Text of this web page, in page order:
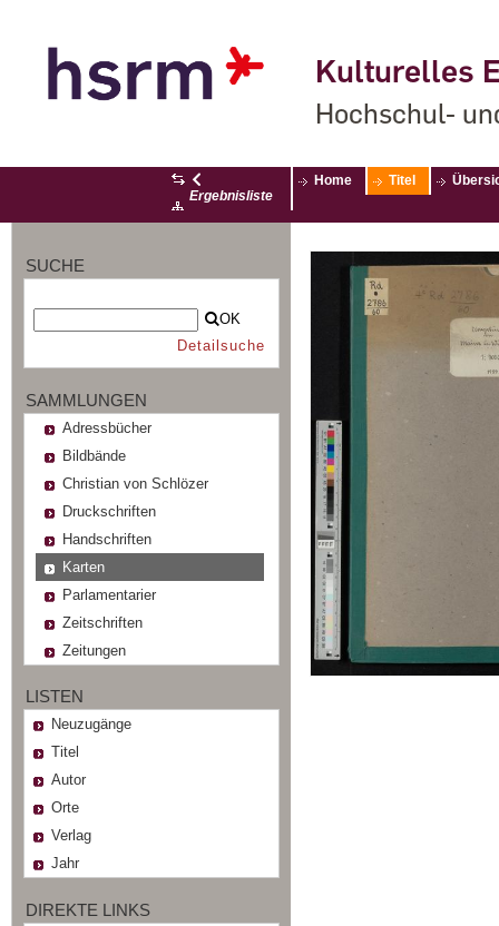
Kulturelles
Hochschul-
Ergebnisliste
Home Titel
SUCHE
OK
Detailsuche
SAMMLUNGEN
Adressbücher
Bildbände
Christian von Schlözer
Druckschriften
Handschriften
Karten
Parlamentarier
Zeitschriften
Zeitungen
LISTEN
Neuzugänge
Titel
Autor
Orte
Verlag
Jahr
DIREKTE LINKS